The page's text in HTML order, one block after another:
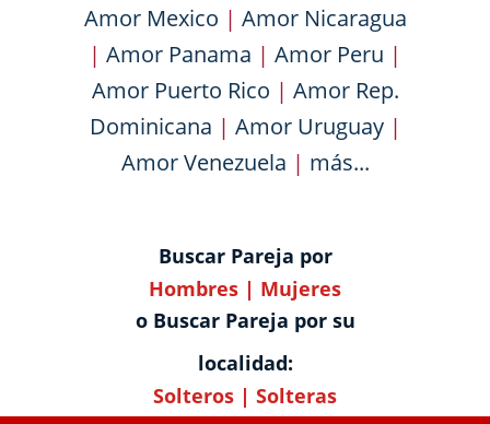
Amor Mexico | Amor Nicaragua
| Amor Panama | Amor Peru |
Amor Puerto Rico | Amor Rep.
Dominicana | Amor Uruguay|
Amor Venezuela | más...
Buscar Pareja por
Hombres | Mujeres
o Buscar Pareja por su
localidad:
Solteros | Solteras